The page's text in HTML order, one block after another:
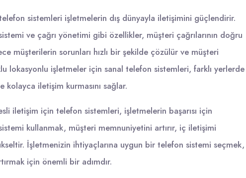
sistemleri işletmelerin dış dünyayla iletişimini güçlendirir.
ve çağrı yönetimi gibi özellikler, müşteri çağrılarının doğru
müşterilerin sorunları hızlı bir şekilde çözülür ve müşteri
lokasyonlu işletmeler için sanal telefon sistemleri, farklı yerlerde
kolayca iletişim kurmasını sağlar.
iletişim için telefon sistemleri, işletmelerin başarısı için
kullanmak, müşteri memnuniyetini artırır, iç iletişimi
İşletmenizin ihtiyaçlarına uygun bir telefon sistemi seçmek,
için önemli bir adımdır.